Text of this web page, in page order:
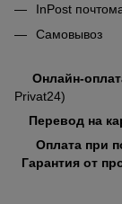
InPost
Самовывоз
Онлайн-
Privat24)
Перевод на
Оплата при
Гарантия от